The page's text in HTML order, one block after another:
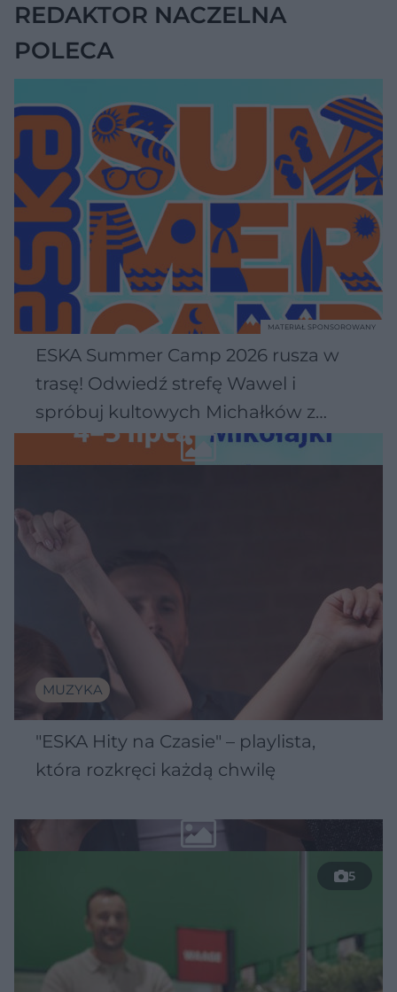
REDAKTOR NACZELNA
POLECA
ESKA Summer Camp 2026 rusza w
trasę! Odwiedź strefę Wawel i
spróbuj kultowych Michałków z
Wawelu
MATERIAŁ SPONSOROWANY
MUZYKA
"ESKA Hity na Czasie" – playlista,
która rozkręci każdą chwilę
5